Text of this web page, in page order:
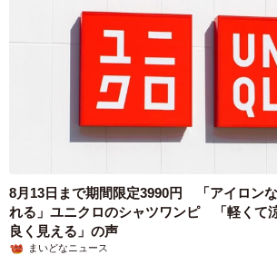
8月13日まで期間限定3990円 「アイロン
れる」ユニクロのシャツワンピ 「軽くて
良く見える」の声
まいどなニュース